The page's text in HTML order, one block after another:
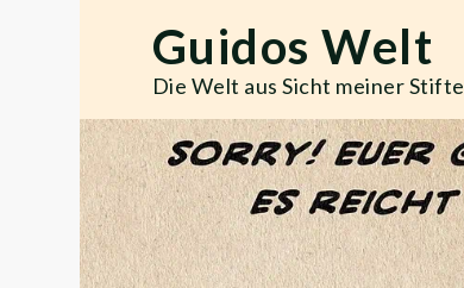
Guidos Welt
Die Welt aus Sicht meiner Stifte